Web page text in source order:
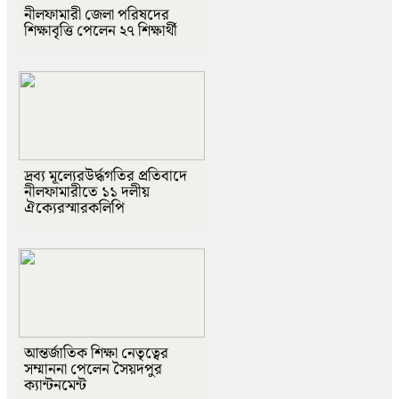
নীলফামারী জেলা পরিষদের
শিক্ষাবৃত্তি পেলেন ২৭ শিক্ষার্থী
দ্রব্য মূল্যেরউর্দ্ধগতির প্রতিবাদে
নীলফামারীতে ১১ দলীয়
ঐক্যেরস্মারকলিপি
আন্তর্জাতিক শিক্ষা নেতৃত্বের
সম্মাননা পেলেন সৈয়দপুর
ক্যান্টনমেন্ট